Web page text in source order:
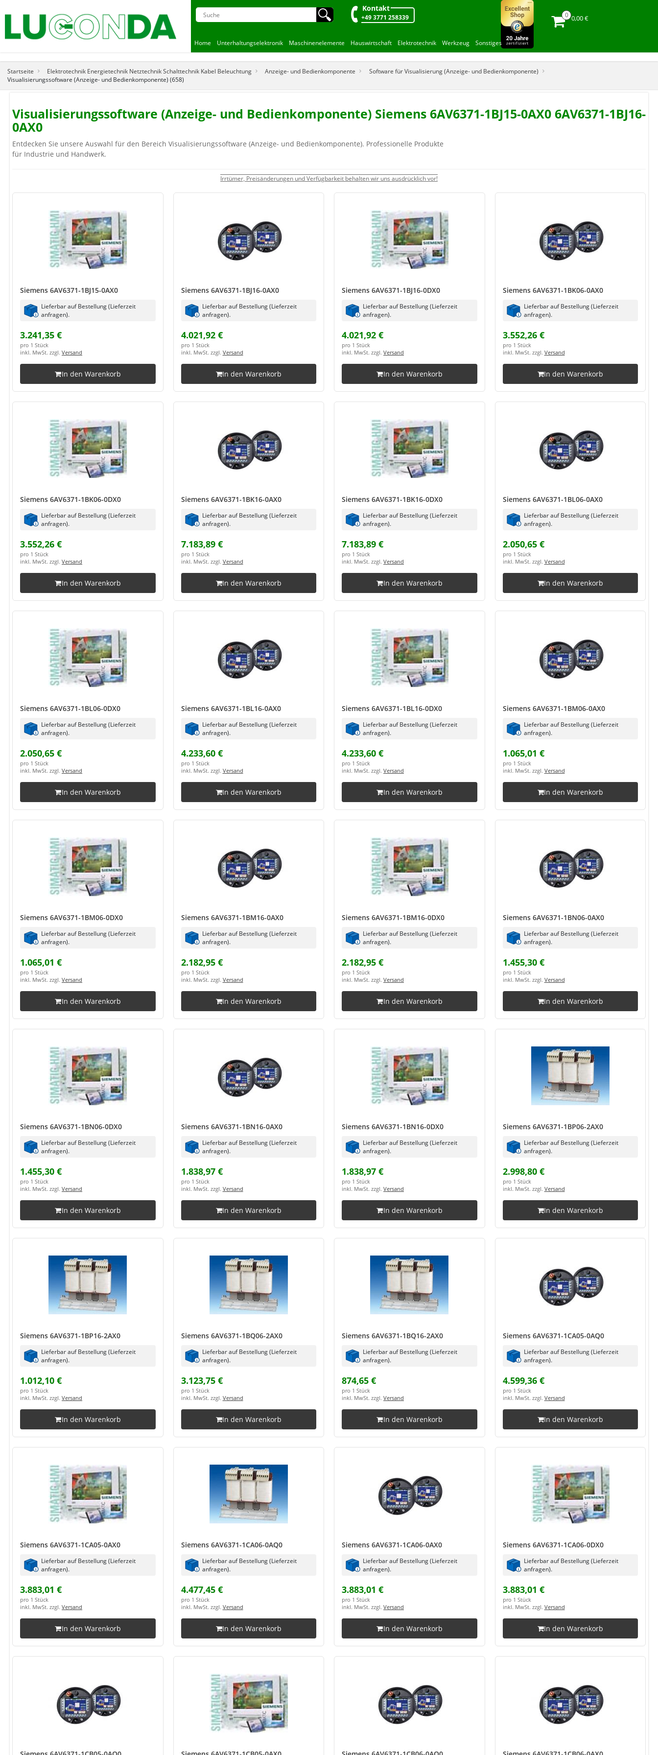
🔍︎ Kontakt
+49 3771 258339 0,00 €
Home Unterhaltungselektronik Maschinenelemente Hauswirtschaft Elektrotechnik Werkzeug Sonstiges
Startseite Elektrotechnik Energietechnik Netztechnik Schalttechnik Kabel Beleuchtung Anzeige- und Bedienkomponente
Software für Visualisierung (Anzeige- und Bedienkomponente)
Visualisierungssoftware (Anzeige- und Bedienkomponente) (658)
Visualisierungssoftware (Anzeige- und Bedienkomponente) Siemens 6AV6371-1BJ15-0AX0 6AV6371-1BJ16-
0AX0
Entdecken Sie unsere Auswahl für den Bereich Visualisierungssoftware (Anzeige- und Bedienkomponente). Professionelle Produkte
für Industrie und Handwerk.
Irrtümer, Preisänderungen und Verfügbarkeit behalten wir uns ausdrücklich vor!
Siemens 6AV6371-1BJ15-0AX0
Lieferbar auf Bestellung (Lieferzeit
anfragen).
3.241,35 €
pro 1 Stück
inkl. MwSt. zzgl. Versand
In den Warenkorb
Siemens 6AV6371-1BJ16-0AX0
Lieferbar auf Bestellung (Lieferzeit
anfragen).
4.021,92 €
pro 1 Stück
inkl. MwSt. zzgl. Versand
In den Warenkorb
Siemens 6AV6371-1BJ16-0DX0
Lieferbar auf Bestellung (Lieferzeit
anfragen).
4.021,92 €
pro 1 Stück
inkl. MwSt. zzgl. Versand
In den Warenkorb
Siemens 6AV6371-1BK06-0AX0
Lieferbar auf Bestellung (Lieferzeit
anfragen).
3.552,26 €
pro 1 Stück
inkl. MwSt. zzgl. Versand
In den Warenkorb
Siemens 6AV6371-1BK06-0DX0
Lieferbar auf Bestellung (Lieferzeit
anfragen).
3.552,26 €
pro 1 Stück
inkl. MwSt. zzgl. Versand
In den Warenkorb
Siemens 6AV6371-1BK16-0AX0
Lieferbar auf Bestellung (Lieferzeit
anfragen).
7.183,89 €
pro 1 Stück
inkl. MwSt. zzgl. Versand
In den Warenkorb
Siemens 6AV6371-1BK16-0DX0
Lieferbar auf Bestellung (Lieferzeit
anfragen).
7.183,89 €
pro 1 Stück
inkl. MwSt. zzgl. Versand
In den Warenkorb
Siemens 6AV6371-1BL06-0AX0
Lieferbar auf Bestellung (Lieferzeit
anfragen).
2.050,65 €
pro 1 Stück
inkl. MwSt. zzgl. Versand
In den Warenkorb
Siemens 6AV6371-1BL06-0DX0
Lieferbar auf Bestellung (Lieferzeit
anfragen).
2.050,65 €
pro 1 Stück
inkl. MwSt. zzgl. Versand
In den Warenkorb
Siemens 6AV6371-1BL16-0AX0
Lieferbar auf Bestellung (Lieferzeit
anfragen).
4.233,60 €
pro 1 Stück
inkl. MwSt. zzgl. Versand
In den Warenkorb
Siemens 6AV6371-1BL16-0DX0
Lieferbar auf Bestellung (Lieferzeit
anfragen).
4.233,60 €
pro 1 Stück
inkl. MwSt. zzgl. Versand
In den Warenkorb
Siemens 6AV6371-1BM06-0AX0
Lieferbar auf Bestellung (Lieferzeit
anfragen).
1.065,01 €
pro 1 Stück
inkl. MwSt. zzgl. Versand
In den Warenkorb
Siemens 6AV6371-1BM06-0DX0
Lieferbar auf Bestellung (Lieferzeit
anfragen).
1.065,01 €
pro 1 Stück
inkl. MwSt. zzgl. Versand
In den Warenkorb
Siemens 6AV6371-1BM16-0AX0
Lieferbar auf Bestellung (Lieferzeit
anfragen).
2.182,95 €
pro 1 Stück
inkl. MwSt. zzgl. Versand
In den Warenkorb
Siemens 6AV6371-1BM16-0DX0
Lieferbar auf Bestellung (Lieferzeit
anfragen).
2.182,95 €
pro 1 Stück
inkl. MwSt. zzgl. Versand
In den Warenkorb
Siemens 6AV6371-1BN06-0AX0
Lieferbar auf Bestellung (Lieferzeit
anfragen).
1.455,30 €
pro 1 Stück
inkl. MwSt. zzgl. Versand
In den Warenkorb
Siemens 6AV6371-1BN06-0DX0
Lieferbar auf Bestellung (Lieferzeit
anfragen).
1.455,30 €
pro 1 Stück
inkl. MwSt. zzgl. Versand
In den Warenkorb
Siemens 6AV6371-1BN16-0AX0
Lieferbar auf Bestellung (Lieferzeit
anfragen).
1.838,97 €
pro 1 Stück
inkl. MwSt. zzgl. Versand
In den Warenkorb
Siemens 6AV6371-1BN16-0DX0
Lieferbar auf Bestellung (Lieferzeit
anfragen).
1.838,97 €
pro 1 Stück
inkl. MwSt. zzgl. Versand
In den Warenkorb
Siemens 6AV6371-1BP06-2AX0
Lieferbar auf Bestellung (Lieferzeit
anfragen).
2.998,80 €
pro 1 Stück
inkl. MwSt. zzgl. Versand
In den Warenkorb
Siemens 6AV6371-1BP16-2AX0
Lieferbar auf Bestellung (Lieferzeit
anfragen).
1.012,10 €
pro 1 Stück
inkl. MwSt. zzgl. Versand
In den Warenkorb
Siemens 6AV6371-1BQ06-2AX0
Lieferbar auf Bestellung (Lieferzeit
anfragen).
3.123,75 €
pro 1 Stück
inkl. MwSt. zzgl. Versand
In den Warenkorb
Siemens 6AV6371-1BQ16-2AX0
Lieferbar auf Bestellung (Lieferzeit
anfragen).
874,65 €
pro 1 Stück
inkl. MwSt. zzgl. Versand
In den Warenkorb
Siemens 6AV6371-1CA05-0AQ0
Lieferbar auf Bestellung (Lieferzeit
anfragen).
4.599,36 €
pro 1 Stück
inkl. MwSt. zzgl. Versand
In den Warenkorb
Siemens 6AV6371-1CA05-0AX0
Lieferbar auf Bestellung (Lieferzeit
anfragen).
3.883,01 €
pro 1 Stück
inkl. MwSt. zzgl. Versand
In den Warenkorb
Siemens 6AV6371-1CA06-0AQ0
Lieferbar auf Bestellung (Lieferzeit
anfragen).
4.477,45 €
pro 1 Stück
inkl. MwSt. zzgl. Versand
In den Warenkorb
Siemens 6AV6371-1CA06-0AX0
Lieferbar auf Bestellung (Lieferzeit
anfragen).
3.883,01 €
pro 1 Stück
inkl. MwSt. zzgl. Versand
In den Warenkorb
Siemens 6AV6371-1CA06-0DX0
Lieferbar auf Bestellung (Lieferzeit
anfragen).
3.883,01 €
pro 1 Stück
inkl. MwSt. zzgl. Versand
In den Warenkorb